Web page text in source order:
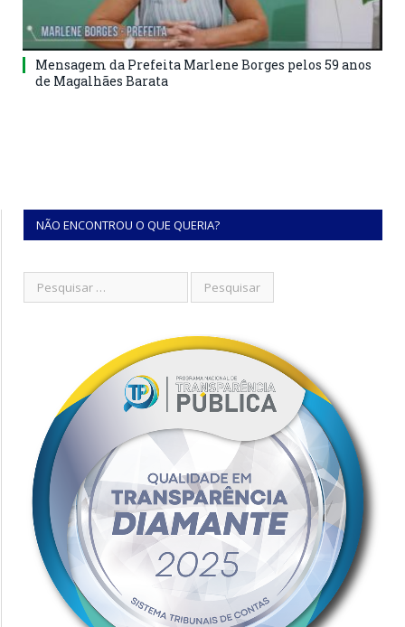
Mensagem da Prefeita Marlene Borges pelos 59 anos
de Magalhães Barata
NÃO ENCONTROU O QUE QUERIA?